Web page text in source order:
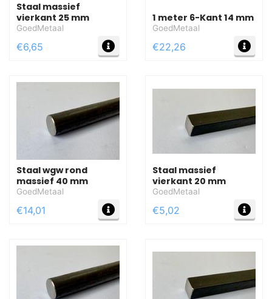
Staal massief
vierkant 25 mm
GoedMetaal
€6,65 MEER INFO
1 meter 6-Kant 14 mm
GoedMetaal
€22,26
Staal wgw rond
massief 40 mm
GoedMetaal
€14,01 MEER INFO
Staal massief
vierkant 20 mm
GoedMetaal
€5,02